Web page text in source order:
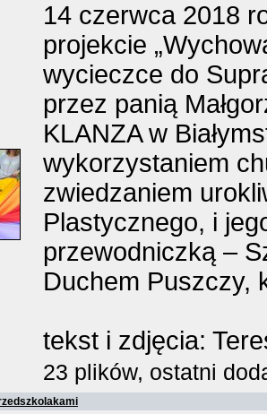
14 czerwca 2018
projekcie
wycieczce do
przez panią
KLANZA w
wykorzystaniem
zwiedzaniem
Plastycznego, i
przewodniczką –
Duchem Puszczy,
tekst i zdjęcia:
23 plików, ostatni